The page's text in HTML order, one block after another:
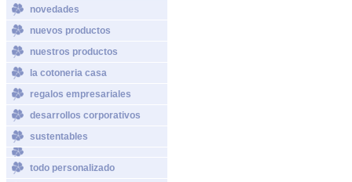
novedades
nuevos productos
nuestros productos
la cotoneria casa
regalos empresariales
desarrollos corporativos
sustentables
todo personalizado